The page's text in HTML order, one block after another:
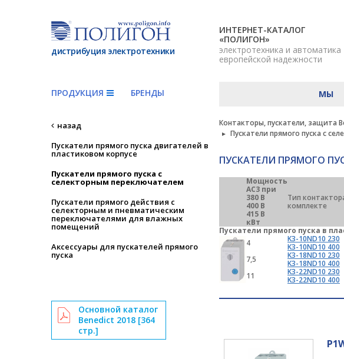
дистрибуция электротехники
ИНТЕРНЕТ-КАТАЛОГ
«ПОЛИГОН»
электротехника и автоматика
европейской надежности
ПРОДУКЦИЯ БРЕНДЫ МЫ
назад
Пускатели прямого пуска двигателей в
пластиковом корпусе
Пускатели прямого пуска с
селекторным переключателем
Пускатели прямого действия с
селекторным и пневматическим
переключателями для влажных
помещений
Аксессуары для пускателей прямого
пуска
Основной каталог
Benedict 2018 [364
стр.]
Контакторы, пускатели, защита
Пускатели прямого пуска с
ПУСКАТЕЛИ ПРЯМОГО
Мощность
AC3 при
380 В
400 В
415 В
кВт
Тип
комплекте
Пускатели прямого пуска в
4
K3-10ND10 230
K3-10ND10 400
7,5
K3-18ND10 230
K3-18ND10 400
11
K3-22ND10 230
K3-22ND10 400